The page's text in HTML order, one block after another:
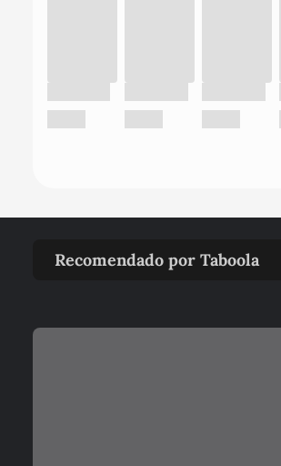
Recomendado por Taboola